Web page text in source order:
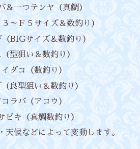
＆一つテンヤ（真鯛）
３～Ｆ５サイズ＆数釣り）
（BIGサイズ＆数釣り）
（型狙い＆数釣り）
イダコ（数釣り）
（良型狙い＆数釣り）
コラバ（アコウ）
ビキ（真鯛数釣り）
候などによって変動します。